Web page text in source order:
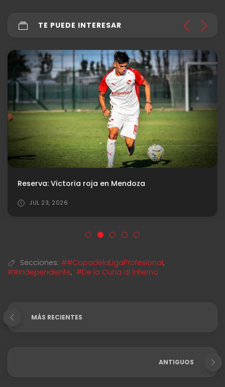
TE PUEDE INTERESAR
Reserva: Victoria roja en Mendoza
JUL 23, 2026
Secciones: ##CopadelaLigaProfesional,
##Independiente, #De la Cuna al Infierno
MÁS RECIENTES
ANTIGUOS